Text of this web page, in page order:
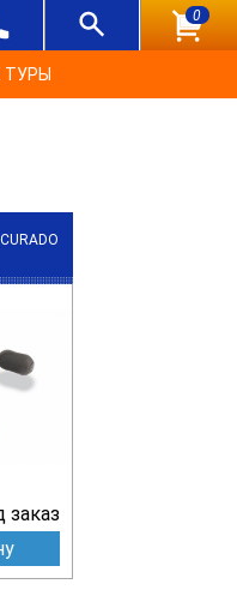
0
ТУРЫ
заказ